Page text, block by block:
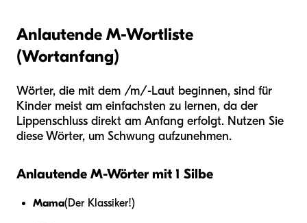
Anlautende M-Wortliste
(Wortanfang)
Wörter, die mit dem /m/-Laut beginnen, sind für
Kinder meist am einfachsten zu lernen, da der
Lippenschluss direkt am Anfang erfolgt. Nutzen Sie
diese Wörter, um Schwung aufzunehmen.
Anlautende M-Wörter mit 1 Silbe
Mama(Der Klassiker!)